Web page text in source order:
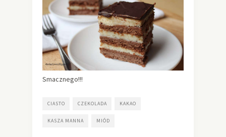
Smacznego!!!
CIASTO CZEKOLADA KAKAO
KASZA MANNA MIÓD